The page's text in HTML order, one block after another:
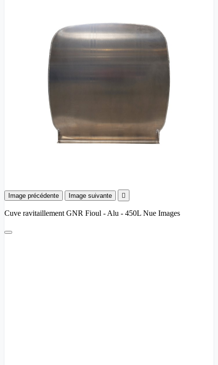
Image précédente Image suivante 
Cuve ravitaillement GNR Fioul - Alu - 450L Nue Images